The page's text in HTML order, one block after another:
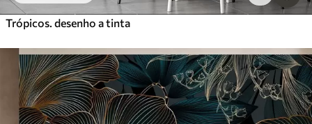
Trópicos. desenho a tinta